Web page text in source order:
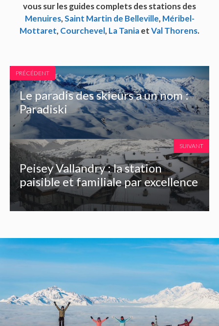
vous sur les guides complets des stations des
Menuires,Saint Martin de Belleville, Méribel-
Mottaret, Courchevel, La TaniaetVal Thorens.
PRÉCÉDENT
Le paradis des skieurs a un nom :
Paradiski
Peisey Vallandry : la station
paisible et familiale par excellence
SUIVANT